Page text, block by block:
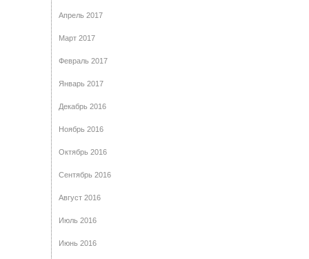
Апрель 2017
Март 2017
Февраль 2017
Январь 2017
Декабрь 2016
Ноябрь 2016
Октябрь 2016
Сентябрь 2016
Август 2016
Июль 2016
Июнь 2016